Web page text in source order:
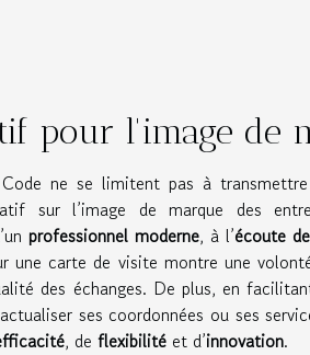
pour l'image de
ne se limitent pas à
sur l’image de marque des
professionnel moderne, à l’écoute
une carte de visite montre une
des échanges. De plus, en
ses coordonnées ou ses
, de flexibilité et d’innovation.